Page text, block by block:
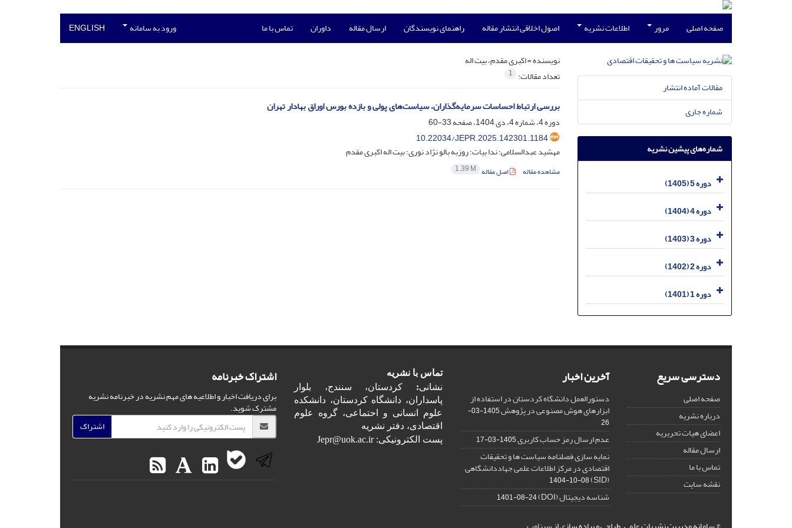
صفحه اصلی مرور اطلاعات نشریه اصول اخلاقی انتشار مقاله راهنمای نویسندگان ارسال مقاله داوران تماس با ما ورود به سامانه ENGLISH
نویسنده =اکبری مقدم، بیت اله
تعداد مقالات: 1
بررسی ارتباط احساسات سرمایه‌گذاران، سیاست‌های پولی و بازده بورس اوراق بهادار تهران
دوره 4، شماره 4، دی 1404، صفحه
33-60
10.22034/JEPR.2025.142301.1184
مهشید عبدالسلامی؛ ندا بیات؛ روزبه بالو نژاد نوری؛ بیت اله اکبری مقدم
مشاهده مقاله اصل مقاله 1.39 M
مقالات آماده انتشار
شماره جاری
شماره‌های پیشین نشریه
دوره 5 (1405)
دوره 4 (1404)
دوره 3 (1403)
دوره 2 (1402)
دوره 1 (1401)
دسترسی سریع
صفحه اصلی
درباره نشریه
اعضای هیات تحریریه
ارسال مقاله
تماس با ما
نقشه سایت
آخرین اخبار
دستورالعمل دانشگاه کردستان در استفاده از
ابزارهای هوش مصنوعی در پژوهش
1405-03-
26
عدم ارسال رمز حساب کاربری1405-03-17
نمایه سازی فصلنامه سیاست ها و تحقیقات
اقتصادی در مرکز اطلاعات علمی جهاددانشگاهی
(SID)
1404-10-08
شناسه دیجیتال (DOI) 1401-08-24
تماس با نشریه
نشانی: کردستان، سنندج، بلوار
پاسداران، دانشگاه کردستان، دانشکده
علوم انسانی و احتماعی، گروه علوم
اقتصادی، دفتر نشریه
پست الکترونیکی: Jepr@uok.ac.ir
اشتراک خبرنامه
برای دریافت اخبار و اطلاعیه های مهم نشریه در خبرنامه نشریه
مشترک شوید.
اشتراک